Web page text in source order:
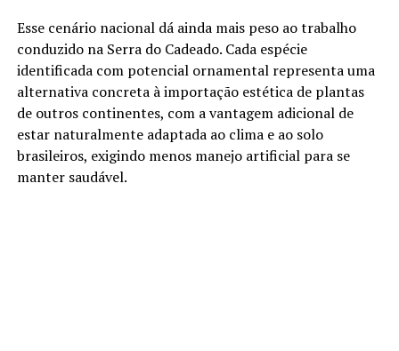
Esse cenário nacional dá ainda mais peso ao trabalho
conduzido na Serra do Cadeado. Cada espécie
identificada com potencial ornamental representa uma
alternativa concreta à importação estética de plantas
de outros continentes, com a vantagem adicional de
estar naturalmente adaptada ao clima e ao solo
brasileiros, exigindo menos manejo artificial para se
manter saudável.